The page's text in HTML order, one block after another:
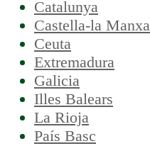
Catalunya
Castella-la Manxa
Ceuta
Extremadura
Galicia
Illes Balears
La Rioja
País Basc